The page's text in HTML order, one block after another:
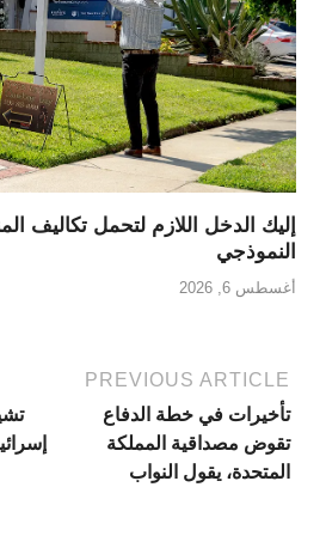
إليك الدخل اللازم لتحمل تكاليف
النموذجي
أغسطس 6, 2026
PREVIOUS ARTICLE
تأخيرات في خطة الدفاع
تقوض مصداقية المملكة
المتحدة، يقول النواب